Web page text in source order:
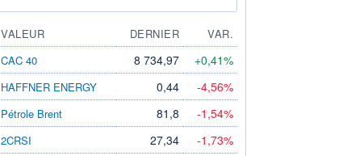
VALEUR DERNIER
VAR.
CAC 40
8 734,97 +0,41%
HAFFNER ENERGY 0,44 -4,56%
Pétrole Brent 81,8 -1,54%
2CRSI 27,34 -1,73%